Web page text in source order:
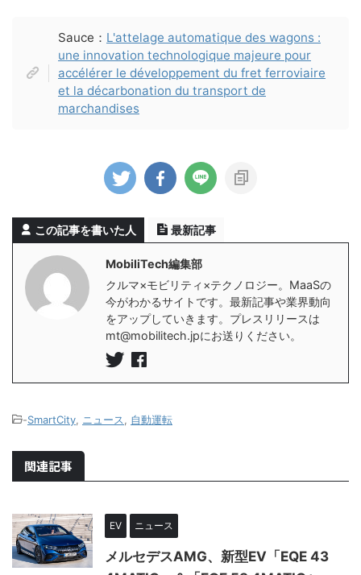
Sauce： L'attelage automatique des wagons :
une innovation technologique majeure pour
accélérer le développement du fret ferroviaire
et la décarbonation du transport de
marchandises
この記事を書いた人 最新記事
MobiliTech編集部
クルマ×モビリティ×テクノロジー。MaaSの
今がわかるサイトです。最新記事や業界動向
をアップしていきます。プレスリリースは
mt@mobilitech.jpにお送りください。
-SmartCity, ニュース, 自動運転
関連記事
EV ニュース
メルセデスAMG、新型EV「EQE 43